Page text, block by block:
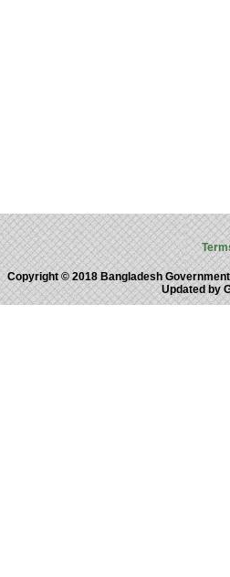
Copyright © 2018 Bangladesh
Updated by